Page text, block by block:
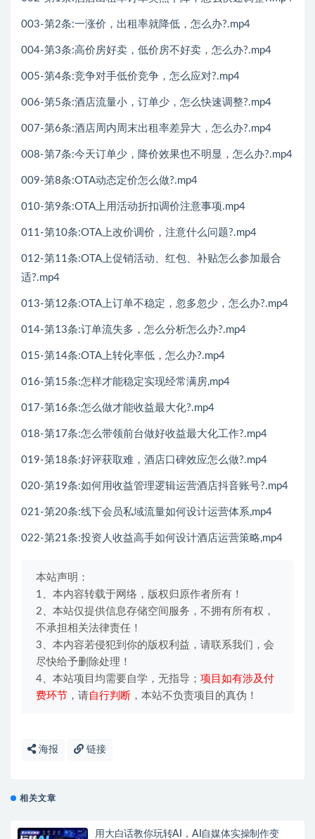
003-第2条:一涨价，出租率就降低，怎么办?.mp4
004-第3条:高价房好卖，低价房不好卖，怎么办?.mp4
005-第4条:竞争对手低价竞争，怎么应对?.mp4
006-第5条:酒店流量小，订单少，怎么快速调整?.mp4
007-第6条:酒店周内周末出租率差异大，怎么办?.mp4
008-第7条:今天订单少，降价效果也不明显，怎么办?.mp4
009-第8条:OTA动态定价怎么做?.mp4
010-第9条:OTA上用活动折扣调价注意事项.mp4
011-第10条:OTA上改价调价，注意什么问题?.mp4
012-第11条:OTA上促销活动、红包、补贴怎么参加最合
适?.mp4
013-第12条:OTA上订单不稳定，忽多忽少，怎么办?.mp4
014-第13条:订单流失多，怎么分析怎么办?.mp4
015-第14条:OTA上转化率低，怎么办?.mp4
016-第15条:怎样才能稳定实现经常满房,mp4
017-第16条:怎么做才能收益最大化?.mp4
018-第17条:怎么带领前台做好收益最大化工作?.mp4
019-第18条:好评获取难，酒店口碑效应怎么做?.mp4
020-第19条:如何用收益管理逻辑运营酒店抖音账号?.mp4
021-第20条:线下会员私域流量如何设计运营体系,mp4
022-第21条:投资人收益高手如何设计酒店运营策略,mp4
本站声明：
1、本内容转载于网络，版权归原作者所有！
2、本站仅提供信息存储空间服务，不拥有所有权，
不承担相关法律责任！
3、本内容若侵犯到你的版权利益，请联系我们，会
尽快给予删除处理！
4、本站项目均需要自学，无指导； 项目如有涉及付
费环节 ，请自行判断 ，本站不负责项目的真伪！
海报 链接
相关文章
用大白话教你玩转AI，AI自媒体实操制作变